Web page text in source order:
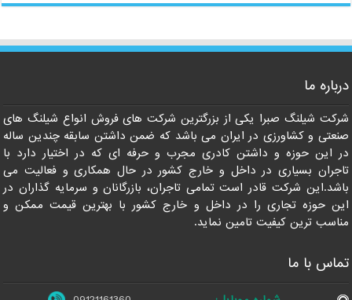
درباره ما
شرکت شیلنگ صبرا یکی از بزرگترین شرکت های فروش انواع شیلنگ های
صنعتی و کشاورزی در ایران می باشد که ضمن داشتن سابقه چندین ساله
در این حوزه و داشتن کادری مجرب و حرفه ای که در اختیار دارد با
تاجران بسیاری در داخل و خارج کشور در حال همکاری و فعالیت می
باشد.این شرکت قادر است تمامی تاجران، بازرگانان و سرمایه گذاران در
این حوزه تجاری را در داخل و خارج کشور با بهترین قیمت ممکن و
مناسب ترین کیفیت تامین نماید.
تماس با ما